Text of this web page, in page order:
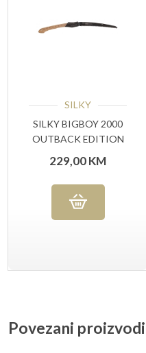
SILKY
SILKY BIGBOY 2000
OUTBACK EDITION
229,00KM
Povezani proizvodi